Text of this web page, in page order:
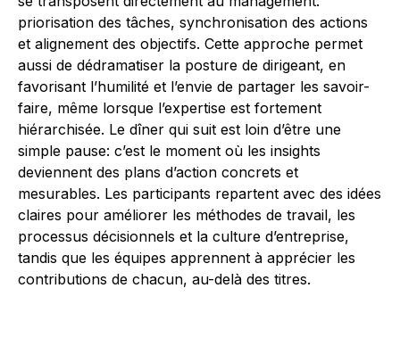
priorisation des tâches, synchronisation des actions
et alignement des objectifs. Cette approche permet
aussi de dédramatiser la posture de dirigeant, en
favorisant l’humilité et l’envie de partager les savoir-
faire, même lorsque l’expertise est fortement
hiérarchisée. Le dîner qui suit est loin d’être une
simple pause: c’est le moment où les insights
deviennent des plans d’action concrets et
mesurables. Les participants repartent avec des idées
claires pour améliorer les méthodes de travail, les
processus décisionnels et la culture d’entreprise,
tandis que les équipes apprennent à apprécier les
contributions de chacun, au-delà des titres.